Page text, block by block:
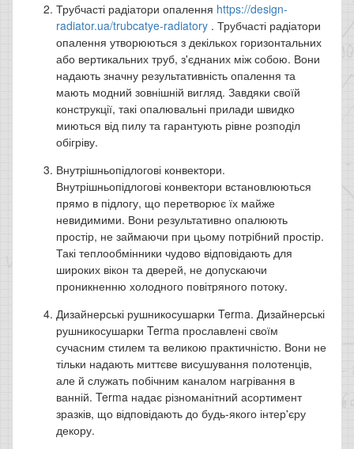
Трубчасті радіатори опалення https://design-
radiator.ua/trubcatye-radiatory . Трубчасті радіатори
опалення утворюються з декількох горизонтальних
або вертикальних труб, з'єднаних між собою. Вони
надають значну результативність опалення та
мають модний зовнішній вигляд. Завдяки своїй
конструкції, такі опалювальні прилади швидко
миються від пилу та гарантують рівне розподіл
обігріву.
Внутрішньопідлогові конвектори.
Внутрішньопідлогові конвектори встановлюються
прямо в підлогу, що перетворює їх майже
невидимими. Вони результативно опалюють
простір, не займаючи при цьому потрібний простір.
Такі теплообмінники чудово відповідають для
широких вікон та дверей, не допускаючи
проникненню холодного повітряного потоку.
Дизайнерські рушникосушарки Terma. Дизайнерські
рушникосушарки Terma прославлені своїм
сучасним стилем та великою практичністю. Вони не
тільки надають миттєве висушування полотенців,
але й служать побічним каналом нагрівання в
ванній. Terma надає різноманітний асортимент
зразків, що відповідають до будь-якого інтер'єру
декору.